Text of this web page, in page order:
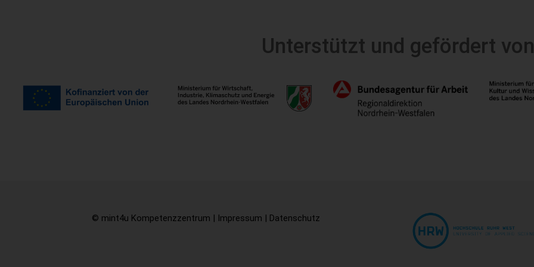
Unterstützt und gefördert
© mint4u Kompetenzzentrum | Impressum | Datenschutz